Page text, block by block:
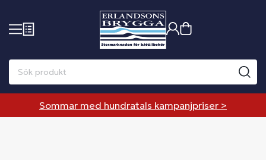
Sommar med hundratals kampanjpriser >